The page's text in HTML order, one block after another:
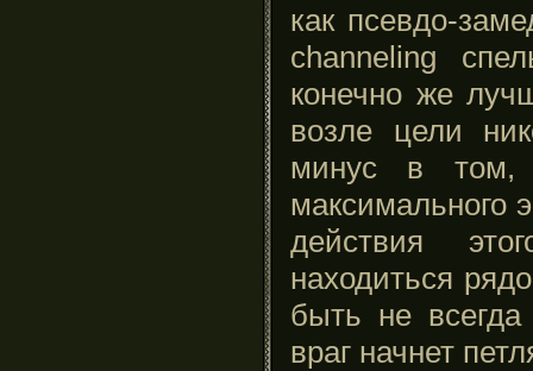
как псевдо-
channeling
конечно же
возле цели
минус в том,
максимального
действия
находиться
быть не
враг начнет